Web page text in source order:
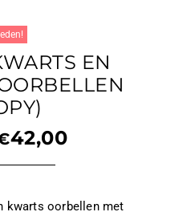
EN
42,00
kwarts oorbellen met